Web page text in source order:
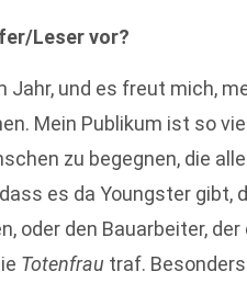
Leser vor?
Jahr, und es freut mich,
Mein Publikum ist so
zu begegnen, die
es da Youngster gibt,
oder den Bauarbeiter,
Totenfrau traf.